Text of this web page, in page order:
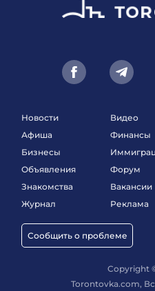
Новости
Афиша
Бизнесы
Объявления
Знакомства
Журнал
Сообщить о проблеме
Видео
Финансы
Форум
Вакансии
Реклама
Copyright
Torontovka.com,